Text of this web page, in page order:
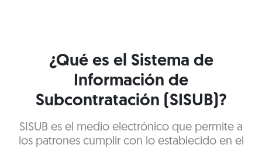
¿Qué es el Sistema de
Información de
Subcontratación (SISUB)?
SISUB es el medio electrónico que permite a
los patrones cumplir con lo establecido en el